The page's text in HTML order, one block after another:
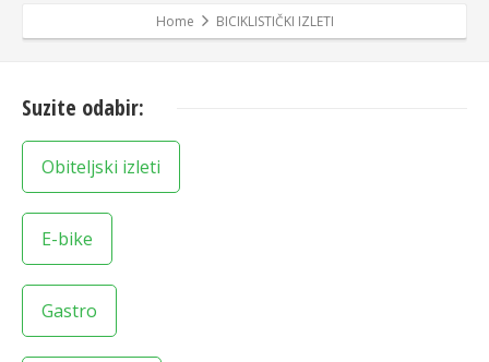
Home BICIKLISTIČKI IZLETI
Suzite odabir:
Obiteljski izleti
E-bike
Gastro